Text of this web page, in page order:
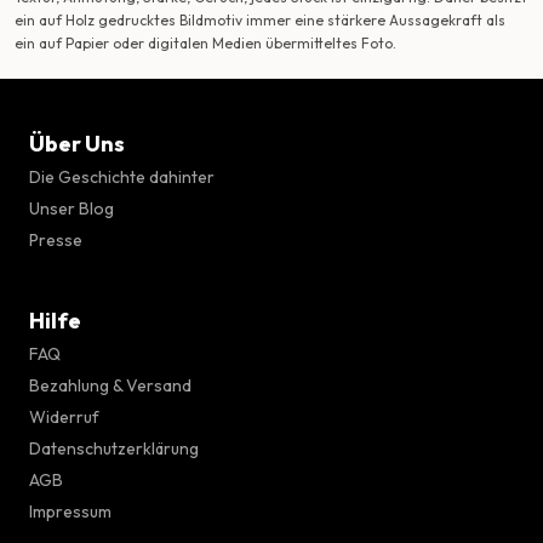
ein auf Holz gedrucktes Bildmotiv immer eine stärkere Aussagekraft als
ein auf Papier oder digitalen Medien übermitteltes Foto.
Über Uns
Die Geschichte dahinter
Unser Blog
Presse
Hilfe
FAQ
Bezahlung & Versand
Widerruf
Datenschutzerklärung
AGB
Impressum